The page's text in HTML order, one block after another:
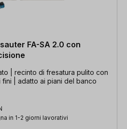
FA-SA 2.0 con
| recinto di fresatura pulito con
| adatto ai piani del banco
in 1-2 giorni lavorativi